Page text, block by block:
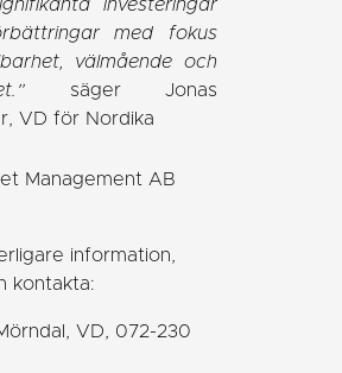
investeringar
med fokus
välmående och
säger Jonas
VD för Nordika
Management AB
information,
kontakta:
VD, 072-230